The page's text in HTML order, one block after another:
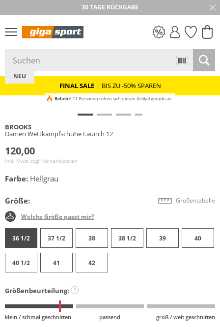
30 TAGE RÜCKGABE
PREIS & WERT
FINAL SALE | BIS ZU -50% SPAREN
NEU
Beliebt! 11 Personen sehen sich diesen Artikel gerade an
BROOKS
Damen Wettkampfschuhe Launch 12
120,00
inkl. Mwst zzgl. Versandkosten
Farbe: Hellgrau
Größe: Größentabelle
Welche Größe passt mir?
36 1/2 37 1/2 38 38 1/2 39 40
40 1/2 41 42
Größenbeurteilung: ?
klein / schmal geschnitten passend groß / weit geschnitten